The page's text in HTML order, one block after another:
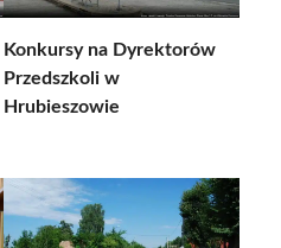
Konkursy na Dyrektorów
Przedszkoli w
Hrubieszowie